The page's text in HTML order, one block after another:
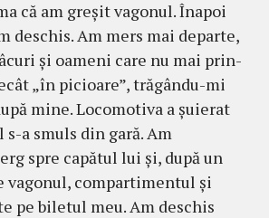
că am greşit vago­nul. Înapoi
deschis. Am mers mai de­parte,
şi oameni care nu mai prin­
„în picioare”, trăgându-mi
mine. Locomotiva a şuierat
a smuls din gară. Am
spre capătul lui şi, după un
vagonul, compar­ti­mentul şi
pe biletul meu. Am deschis